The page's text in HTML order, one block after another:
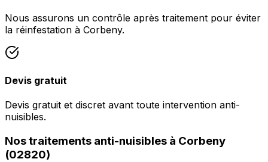
Nous assurons un contrôle après traitement pour éviter
la réinfestation à Corbeny.
Devis gratuit
Devis gratuit et discret avant toute intervention anti-
nuisibles.
Nos traitements anti-nuisibles à Corbeny
(02820)